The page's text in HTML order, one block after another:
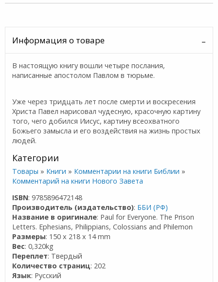
Информация о товаре
В настоящую книгу вошли четыре послания,
написанные апостолом Павлом в тюрьме.
Уже через тридцать лет после смерти и воскресения
Христа Павел нарисовал чудесную, красочную картину
того, чего добился Иисус, картину всеохватного
Божьего замысла и его воздействия на жизнь простых
людей.
Категории
Товары » Книги » Комментарии на книги Библии »
Комментарий на книги Нового Завета
ISBN: 9785896472148
Производитель (издательство): ББИ (РФ)
Название в оригинале: Paul for Everyone. The Prison
Letters. Ephesians, Philippians, Colossians and Philemon
Размеры: 150 x 218 x 14 mm
Вес: 0,320kg
Переплет: Твердый
Количество страниц: 202
Язык: Русский